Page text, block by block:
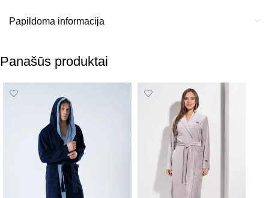
Papildoma informacija
Panašūs produktai